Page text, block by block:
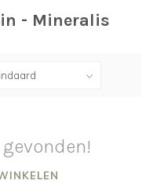
- Mineralis